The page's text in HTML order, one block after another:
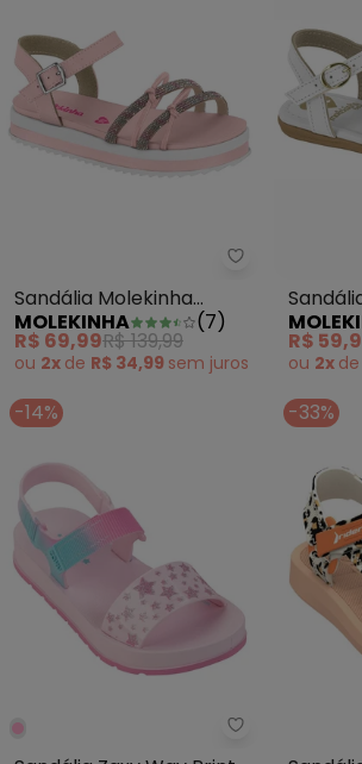
Sandália
Sandália Molekinha
(Rosa)
MOLEKINHA (7)
R$ 69,99R$ 139,99
ou 2x de R$ 34,99 sem juros
R$
ou 2x de
-14%
Grendene
-33%